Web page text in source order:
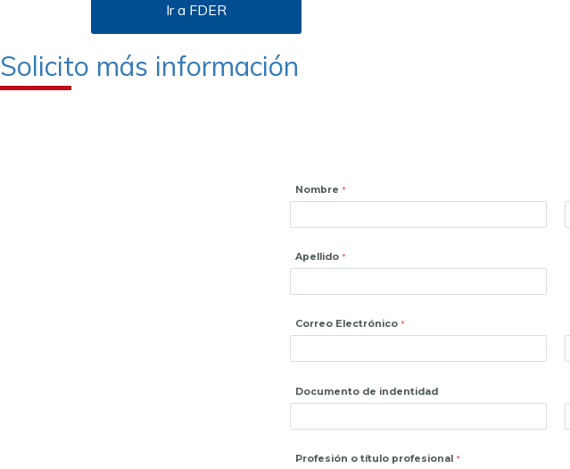
Ir a FDER
Solicito más información
Nombre
Apellido
Correo Electrónico
Documento de indentidad
Profesión o título profesional